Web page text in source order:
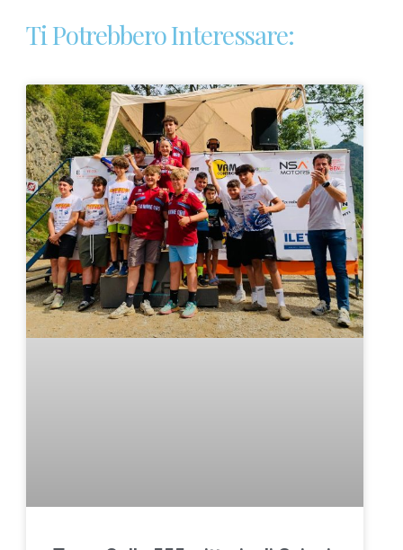
Ti Potrebbero Interessare: